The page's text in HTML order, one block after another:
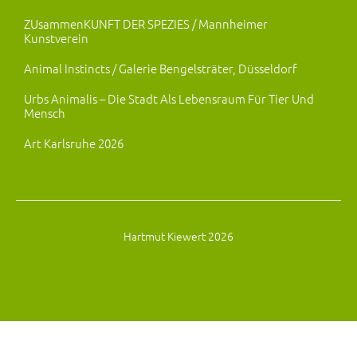
ZUsammenKUNFT DER SPEZIES / Mannheimer
Kunstverein
Animal Instincts / Galerie Bengelsträter, Düsseldorf
Urbs Animalis – Die Stadt Als Lebensraum Für Tier Und
Mensch
Art Karlsruhe 2026
Hartmut Kiewert 2026